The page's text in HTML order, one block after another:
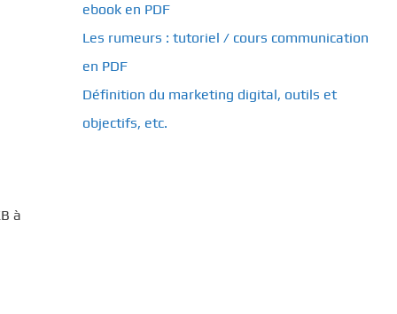
à
ebook en PDF
Les rumeurs : tutoriel / cours communication
en PDF
Définition du marketing digital, outils et
objectifs, etc.